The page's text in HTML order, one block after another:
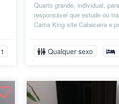
1
Quarto grande, individual,
responsável que estude ou
Cama King site Cabeceira e
Cria...
Qualquer sexo